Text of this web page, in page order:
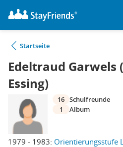
Startseite
Edeltraud Garwels
Essing)
1979 - 1983: Orientierungsstufe
16 Schulfreunde
1
Album